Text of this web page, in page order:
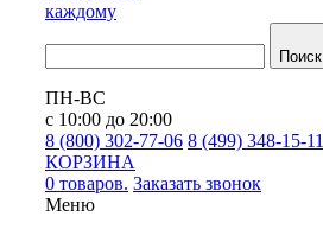
каждому
Поиск
ПН-ВС
с 10:00 до 20:00
8 (800) 302-77-06 8 (499) 348-15-11
КОРЗИНА
0 товаров. Заказать звонок
Меню